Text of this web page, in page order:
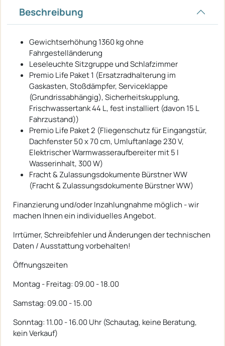
Beschreibung
Gewichtserhöhung 1360 kg ohne
Fahrgestelländerung
Leseleuchte Sitzgruppe und Schlafzimmer
Premio Life Paket 1 (Ersatzradhalterung im
Gaskasten, Stoßdämpfer, Serviceklappe
(Grundrissabhängig), Sicherheitskupplung,
Frischwassertank 44 L, fest installiert (davon 15 L
Fahrzustand))
Premio Life Paket 2 (Fliegenschutz für Eingangstür,
Dachfenster 50 x 70 cm, Umluftanlage 230 V,
Elektrischer Warmwasseraufbereiter mit 5 l
Wasserinhalt, 300 W)
Fracht & Zulassungsdokumente Bürstner WW
(Fracht & Zulassungsdokumente Bürstner WW)
Finanzierung und/oder Inzahlungnahme möglich - wir
machen Ihnen ein individuelles Angebot.
Irrtümer, Schreibfehler und Änderungen der technischen
Daten / Ausstattung vorbehalten!
Öffnungszeiten
Montag - Freitag: 09.00 - 18.00
Samstag: 09.00 - 15.00
Sonntag: 11.00 - 16.00 Uhr (Schautag, keine Beratung,
kein Verkauf)